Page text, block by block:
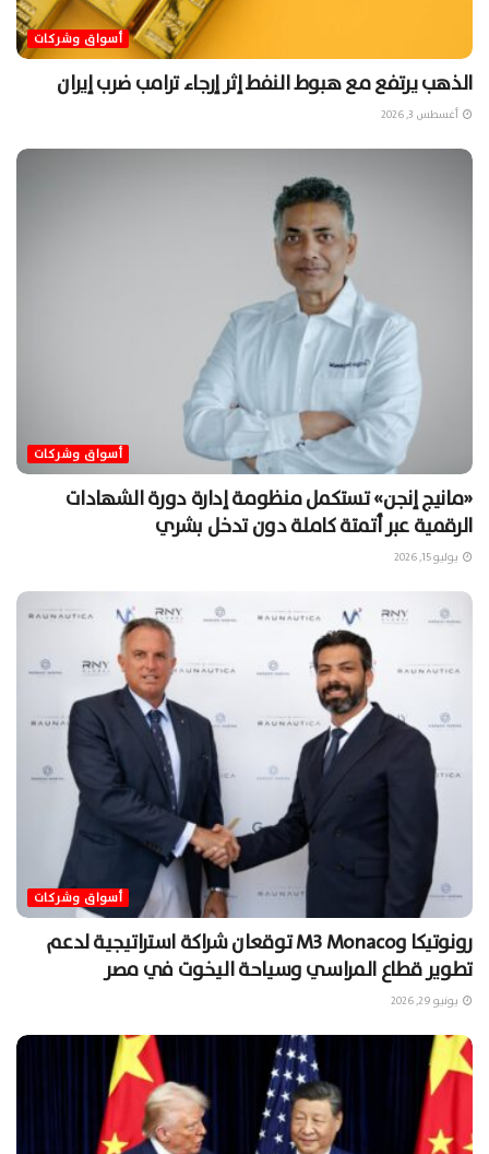
أسواق وشركات
الذهب يرتفع مع هبوط النفط إثر إرجاء ترامب ضرب إيران
أغسطس 3, 2026
أسواق وشركات
«مانيج إنجن» تستكمل منظومة إدارة دورة الشهادات
الرقمية عبر أتمتة كاملة دون تدخل بشري
يوليو 15, 2026
أسواق وشركات
رونوتيكا وM3 Monaco توقعان شراكة استراتيجية لدعم
تطوير قطاع المراسي وسياحة اليخوت في مصر
يونيو 29, 2026